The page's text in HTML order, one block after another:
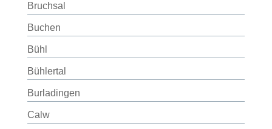
Bruchsal
Buchen
Bühl
Bühlertal
Burladingen
Calw